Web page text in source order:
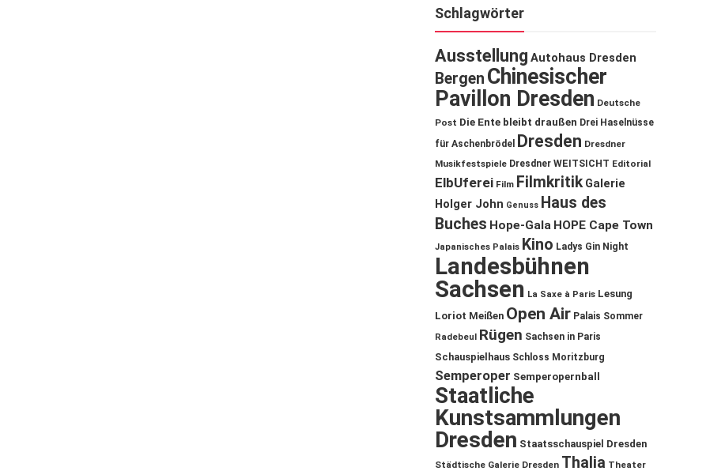
Schlagwörter
Ausstellung Autohaus Dresden
Bergen Chinesischer
Pavillon Dresden Deutsche
Post Die Ente bleibt draußen Drei Haselnüsse
für Aschenbrödel
Dresden Dresdner
Musikfestspiele Dresdner WEITSICHT Editorial
ElbUferei Film Filmkritik Galerie
Holger John Genuss Haus des
Buches Hope-Gala HOPE Cape Town
Japanisches Palais Kino Ladys Gin Night
Landesbühnen
Sachsen La Saxe à Paris Lesung
Loriot Meißen Open Air Palais Sommer
Radebeul Rügen Sachsen in Paris
Schauspielhaus Schloss Moritzburg
Semperoper Semperopernball
Staatliche
Kunstsammlungen
Dresden Staatsschauspiel Dresden
Städtische Galerie Dresden Thalia Theater